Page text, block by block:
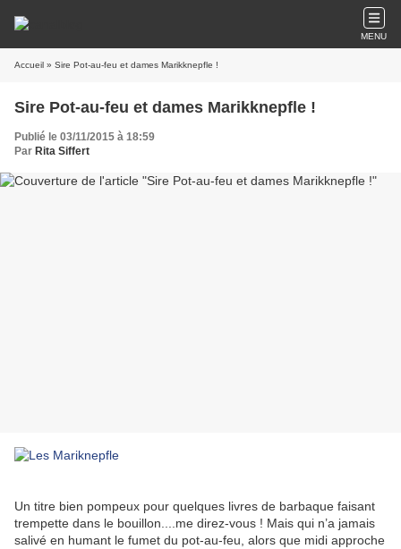
MENU
Accueil » Sire Pot-au-feu et dames Marikknepfle !
Sire Pot-au-feu et dames Marikknepfle !
Publié le 03/11/2015 à 18:59
Par Rita Siffert
Un titre bien pompeux pour quelques livres de barbaque faisant
trempette dans le bouillon....me direz-vous ! Mais qui n’a jamais
salivé en humant le fumet du pot-au-feu, alors que midi approche